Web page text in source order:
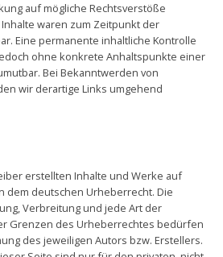
auf mögliche Rechtsverstöße
waren zum Zeitpunkt der
Eine permanente inhaltliche Kontrolle
ohne konkrete Anhaltspunkte einer
Bei Bekanntwerden von
wir derartige Links umgehend
erstellten Inhalte und Werke auf
dem deutschen Urheberrecht. Die
Verbreitung und jede Art der
Grenzen des Urheberrechtes bedürfen
des jeweiligen Autors bzw. Erstellers.